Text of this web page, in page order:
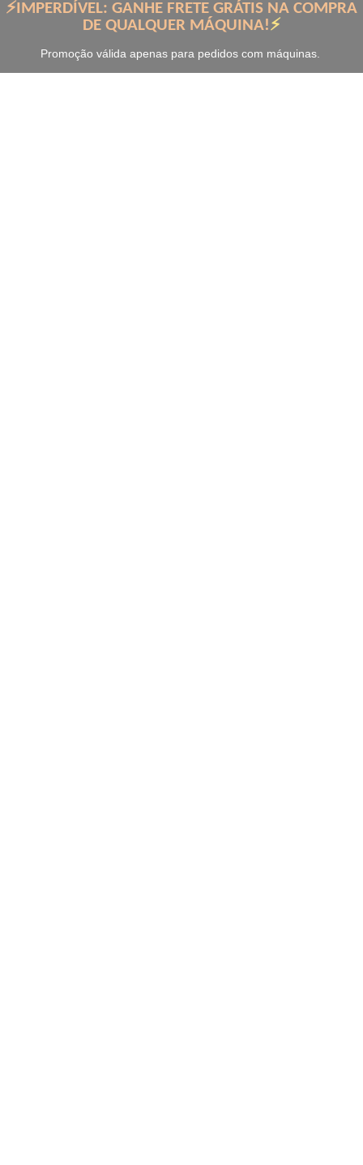
⚡IMPERDÍVEL: GANHE FRETE GRÁTIS NA COMPRA
DE QUALQUER MÁQUINA!⚡
Promoção válida apenas para pedidos com máquinas.